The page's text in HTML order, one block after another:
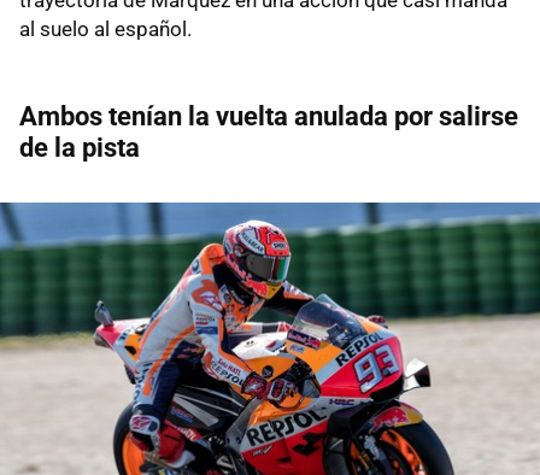
al suelo al español.
Ambos tenían la vuelta anulada por salirse
de la pista